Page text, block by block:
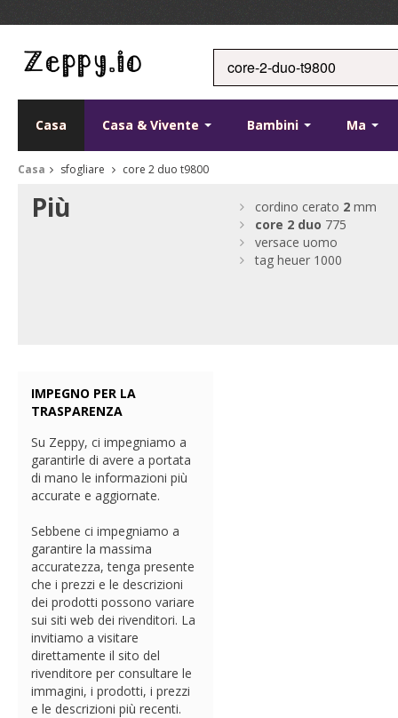
Casa Casa & Vivente Bambini Ma
Casa sfogliare core 2 duo t9800
Più cordino cerato 2 mm
core 2 duo 775
versace uomo
tag heuer 1000
IMPEGNO PER LA
TRASPARENZA
Su Zeppy, ci impegniamo a
garantirle di avere a portata
di mano le informazioni più
accurate e aggiornate.
Sebbene ci impegniamo a
garantire la massima
accuratezza, tenga presente
che i prezzi e le descrizioni
dei prodotti possono variare
sui siti web dei rivenditori. La
invitiamo a visitare
direttamente il sito del
rivenditore per consultare le
immagini, i prodotti, i prezzi
e le descrizioni più recenti.